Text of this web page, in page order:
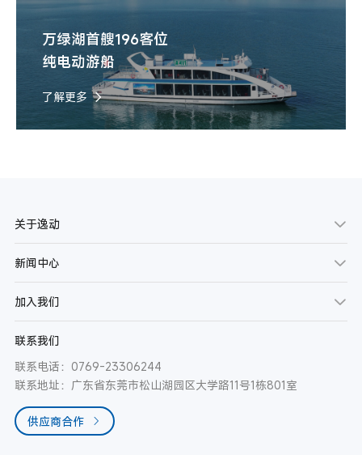
万绿湖首艘196客位
纯电动游船
了解更多
关于逸动
新闻中心
加入我们
联系我们
联系电话：0769-23306244
联系地址：广东省东莞市松山湖园区大学路11号1栋801室
供应商合作